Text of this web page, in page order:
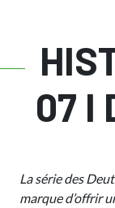
07 I
La série des
marque d’offrir